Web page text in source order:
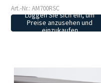
Art.-Nr.: AM700RSC
Loggen Sie sich ein, um
Preise anzusehen und
einzukaufen